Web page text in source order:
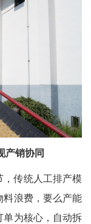
产销协同
，传统人工排产模
料浪费，要么产能
单为核心，自动拆